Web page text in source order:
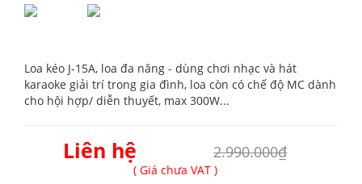
Loa kéo J-15A, loa đa năng - dùng chơi nhạc và hát
karaoke giải trí trong gia đình, loa còn có chế độ MC dành
cho hội hợp/ diễn thuyết, max 300W...
Liên hệ 2.990.000₫
( Giá chưa VAT )